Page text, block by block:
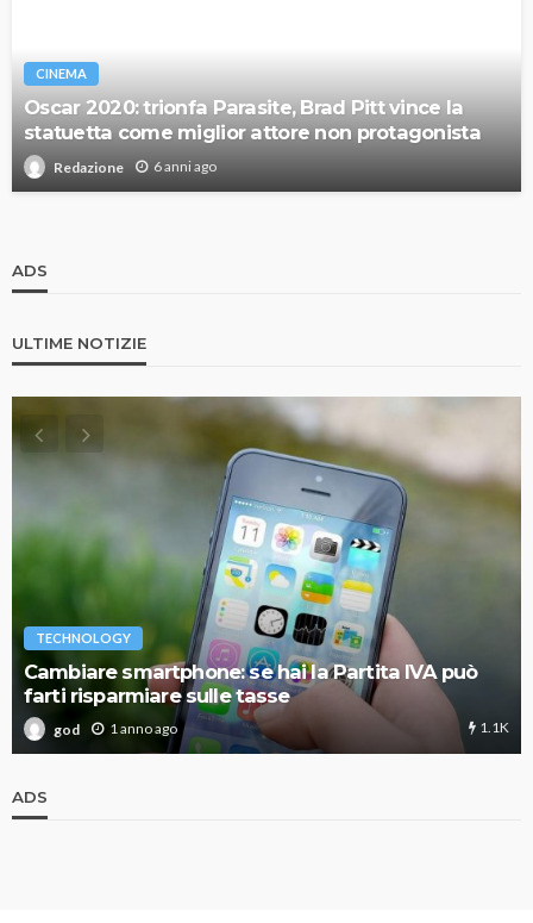
CINEMA
Oscar 2020: trionfa Parasite, Brad Pitt vince la
statuetta come miglior attore non protagonista
Redazione 6 anni ago
ADS
ULTIME NOTIZIE
TECHNOLOGY
Cambiare smartphone: se hai la Partita IVA può
farti risparmiare sulle tasse
god 1 anno ago 1.1K
ADS